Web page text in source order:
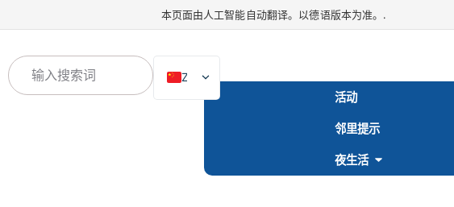
本页面由人工智能自动翻译。以德语版本为准。.
DE
活动
邻里提示
夜生活